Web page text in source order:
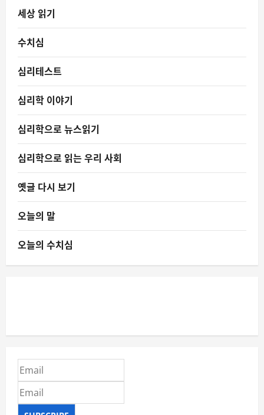
세상 읽기
수치심
심리테스트
심리학 이야기
심리학으로 뉴스읽기
심리학으로 읽는 우리 사회
옛글 다시 보기
오늘의 말
오늘의 수치심